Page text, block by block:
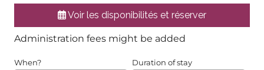
Voir les disponibilités et réserver